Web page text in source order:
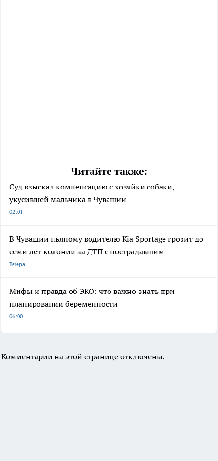
Читайте также:
Суд взыскал компенсацию с хозяйки собаки,
укусившей мальчика в Чувашии
02:01
В Чувашии пьяному водителю Kia Sportage грозит до
семи лет колонии за ДТП с пострадавшим
Вчера
Мифы и правда об ЭКО: что важно знать при
планировании беременности
06:00
Комментарии на этой странице отключены.